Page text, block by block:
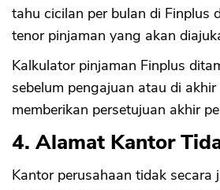
tahu cicilan per bulan di Finplus
tenor pinjaman yang akan
Kalkulator pinjaman Finplus
sebelum pengajuan atau di akhir
memberikan persetujuan akhir
4. Alamat Kantor
Kantor perusahaan tidak secara